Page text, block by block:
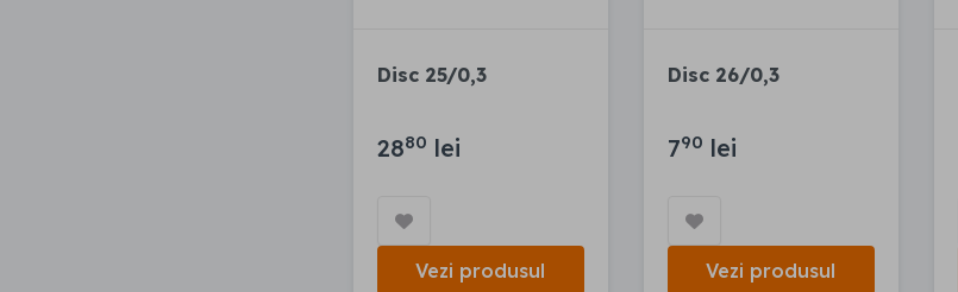
Disc 25/0,3
2880 lei
Vezi produsul
Disc 26/0,3
790 lei
Vezi produsul